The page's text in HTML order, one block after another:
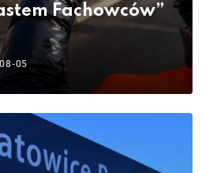
Fachowców”
05